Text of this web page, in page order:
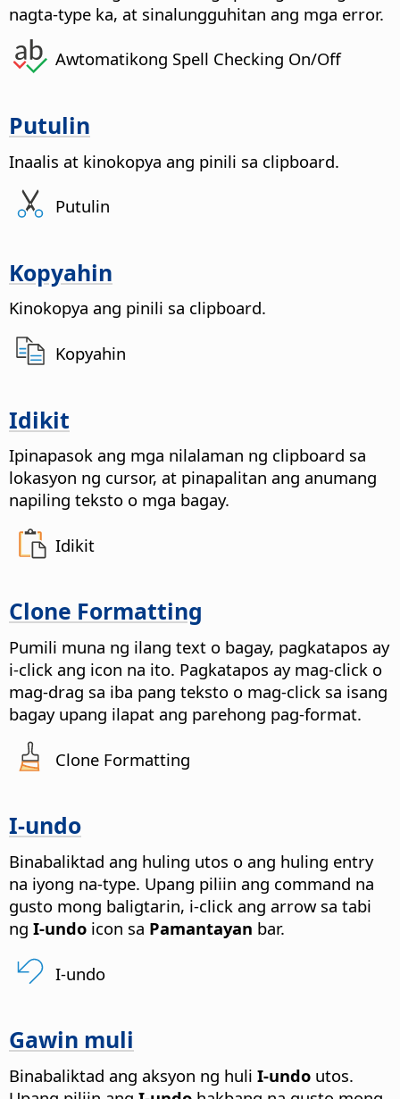
nagta-type ka, at sinalungguhitan ang mga error.
Awtomatikong Spell Checking On/Off
Putulin
Inaalis at kinokopya ang pinili sa clipboard.
Putulin
Kopyahin
Kinokopya ang pinili sa clipboard.
Kopyahin
Idikit
Ipinapasok ang mga nilalaman ng clipboard sa
lokasyon ng cursor, at pinapalitan ang anumang
napiling teksto o mga bagay.
Idikit
Clone Formatting
Pumili muna ng ilang text o bagay, pagkatapos ay
i-click ang icon na ito. Pagkatapos ay mag-click o
mag-drag sa iba pang teksto o mag-click sa isang
bagay upang ilapat ang parehong pag-format.
Clone Formatting
I-undo
Binabaliktad ang huling utos o ang huling entry
na iyong na-type. Upang piliin ang command na
gusto mong baligtarin, i-click ang arrow sa tabi
ng I-undo icon sa Pamantayan bar.
I-undo
Gawin muli
Binabaliktad ang aksyon ng huli I-undo utos.